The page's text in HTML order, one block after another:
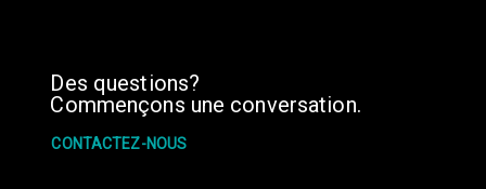
Des questions?
Commençons une conversation.
CONTACTEZ-NOUS